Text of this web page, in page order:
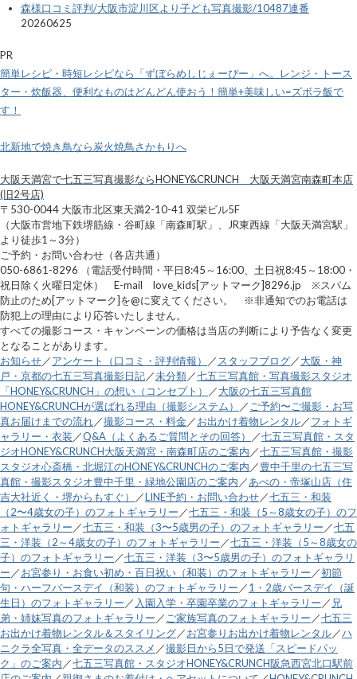
森様口コミ評判/大阪市淀川区より子ども写真撮影/10487連番
20260625
PR
簡単レシピ・時短レシピなら「ずぼらめしじぇーぴー」へ。レンジ・トース
ター・炊飯器、便利なものはどんどん使おう！簡単+美味しい=ズボラ飯で
す！
北新地で焼き鳥なら炭火焼鳥さかもりへ
大阪天満宮で七五三写真撮影ならHONEY&CRUNCH 大阪天満宮南森町本店
(旧2号店)
〒530-0044 大阪市北区東天満2-10-41 双栄ビル5F
（大阪市営地下鉄堺筋線・谷町線「南森町駅」、JR東西線「大阪天満宮駅」
より徒歩1～3分）
ご予約・お問い合わせ（各店共通）
050-6861-8296 （電話受付時間・平日8:45～16:00、土日祝8:45～18:00・
祝日除く火曜日定休） E-mail love_kids[アットマーク]8296.jp ※スパム
防止のため[アットマーク]を@に変えてください。 ※非通知でのお電話は
防犯上の理由により応答いたしません。
すべての撮影コース・キャンペーンの価格は当店の判断により予告なく変更
となることがあります。
お知らせ／アンケート（口コミ・評判情報） ／ スタッフブログ／大阪・神
戸・京都の七五三写真撮影日記／未分類／七五三写真館・写真撮影スタジオ
「HONEY&CRUNCH」の想い（コンセプト）
／大阪の七五三写真館
HONEY&CRUNCHが選ばれる理由（撮影システム）
／ ご予約〜ご撮影・お写
真お届けまでの流れ／撮影コース・料金／お出かけ着物レンタル／フォトギ
ャラリー・衣装 ／Q&A（よくあるご質問とその回答） ／七五三写真館・スタ
ジオHONEY&CRUNCH大阪天満宮・南森町店のご案内 ／七五三写真館・撮影
スタジオ心斎橋・北堀江のHONEY&CRUNCHのご案内 ／豊中千里の七五三写
真館・撮影スタジオ豊中千里・緑地公園店のご案内 ／あべの・帝塚山店（住
吉大社近く・堺からもすぐ）
／LINE予約・お問い合わせ／七五三・和装
（2〜4歳女の子）のフォトギャラリー ／七五三・和装（5～8歳女の子）のフ
ォトギャラリー ／七五三・和装（3〜5歳男の子）のフォトギャラリー ／七五
三・洋装（2～4歳女の子）のフォトギャラリー ／七五三・洋装（5～8歳女の
子）のフォトギャラリー ／七五三・洋装（3〜5歳男の子）のフォトギャラリ
ー ／お宮参り・お食い初め・百日祝い（和装）のフォトギャラリー ／初節
句・ハーフバースデイ（和装）のフォトギャラリー ／1・2歳バースデイ（誕
生日）のフォトギャラリー ／ 入園入学・卒園卒業のフォトギャラリー ／ 兄
弟・姉妹写真のフォトギャラリー ／ ご家族写真のフォトギャラリー ／七五三
お出かけ着物レンタル＆スタイリング／お宮参りお出かけ着物レンタル／ハ
ニクラ全写真・全データのススメ ／撮影日から5日で発送「スピードパッ
ク」のご案内 ／七五三写真館・スタジオHONEY&CRUNCH阪急西宮北口駅前